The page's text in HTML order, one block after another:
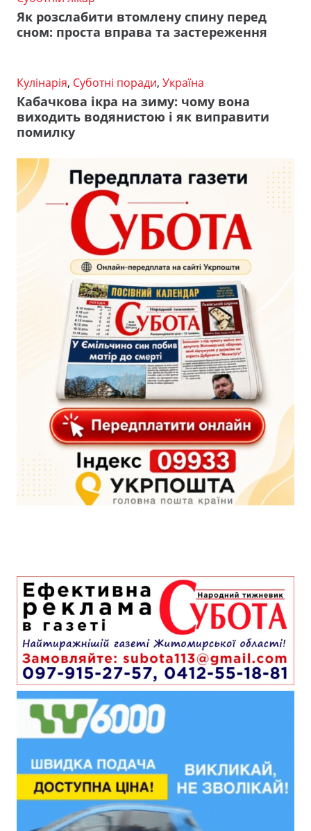
Як розслабити втомлену спину перед
сном: проста вправа та застереження
Кулінарія, Суботні поради, Україна
Кабачкова ікра на зиму: чому вона
виходить водянистою і як виправити
помилку